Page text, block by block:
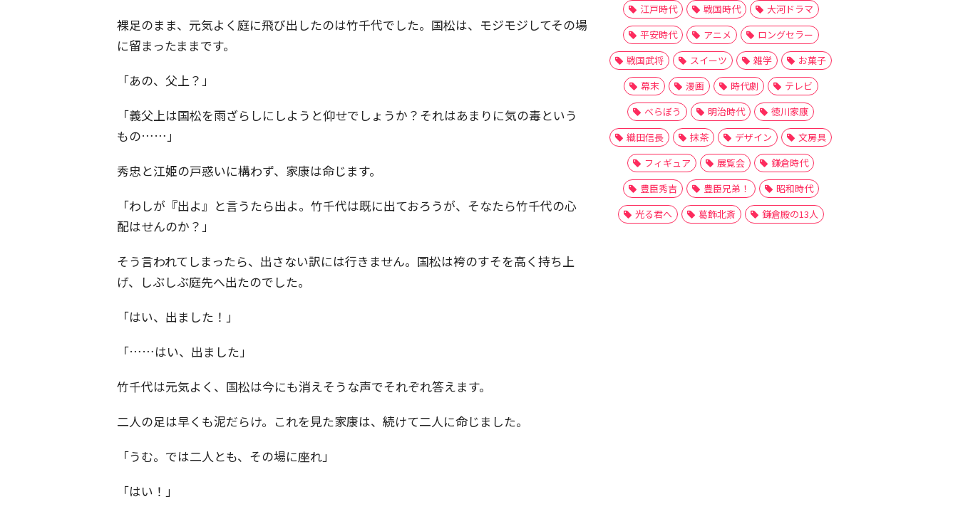
裸足のまま、元気よく庭に飛び出したのは竹千代でした。国松は、モジモジしてその場
に留まったままです。
「あの、父上？」
「義父上は国松を雨ざらしにしようと仰せでしょうか？それはあまりに気の毒という
もの……」
秀忠と江姫の戸惑いに構わず、家康は命じます。
「わしが『出よ』と言うたら出よ。竹千代は既に出ておろうが、そなたら竹千代の心
配はせんのか？」
そう言われてしまったら、出さない訳には行きません。国松は袴のすそを高く持ち上
げ、しぶしぶ庭先へ出たのでした。
「はい、出ました！」
「……はい、出ました」
竹千代は元気よく、国松は今にも消えそうな声でそれぞれ答えます。
二人の足は早くも泥だらけ。これを見た家康は、続けて二人に命じました。
「うむ。では二人とも、その場に座れ」
「はい！」
江戸時代 戦国時代
大河ドラマ
平安時代
アニメ
ロングセラー
戦国武将
スイーツ 雑学
お菓子
幕末
漫画 時代劇
テレビ
べらぼう
明治時代
徳川家康
織田信長
抹茶 デザイン
文房具
フィギュア
展覧会
鎌倉時代
豊臣秀吉
豊臣兄弟！
昭和時代
光る君へ
葛飾北斎 鎌倉殿の13人